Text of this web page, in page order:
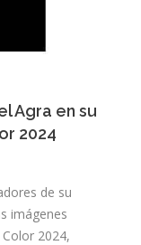
Agra en su
2024
de su
imágenes
2024,